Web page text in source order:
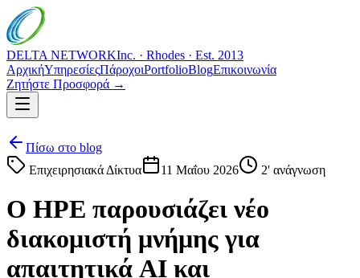
DELTA NETWORKInc. · Rhodes · Est. 2013
ΑρχικήΥπηρεσίεςΠάροχοιPortfolioBlogΕπικοινωνία
Ζητήστε Προσφορά →
Πίσω στο blog
Επιχειρησιακά Δίκτυα
11 Μαΐου 2026 2' ανάγνωση
Ο HPE παρουσιάζει νέο
διακομιστή μνήμης για
απαιτητικά AI και